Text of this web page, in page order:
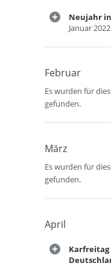
Neujahr
Januar 2022
Februar
Es wurden für
gefunden.
März
Es wurden für
gefunden.
April
Karfreitag